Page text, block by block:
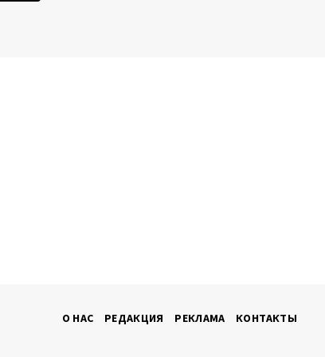
О НАС РЕДАКЦИЯ РЕКЛАМА КОНТАКТЫ